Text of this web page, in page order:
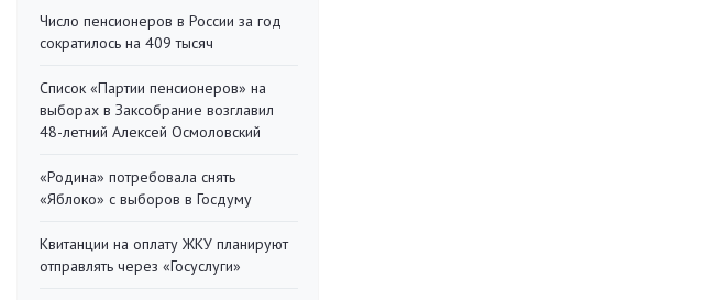
Число пенсионеров в России за год
сократилось на 409 тысяч
Список «Партии пенсионеров» на
выборах в Заксобрание возглавил
48-летний Алексей Осмоловский
«Родина» потребовала снять
«Яблоко» с выборов в Госдуму
Квитанции на оплату ЖКУ планируют
отправлять через «Госуслуги»